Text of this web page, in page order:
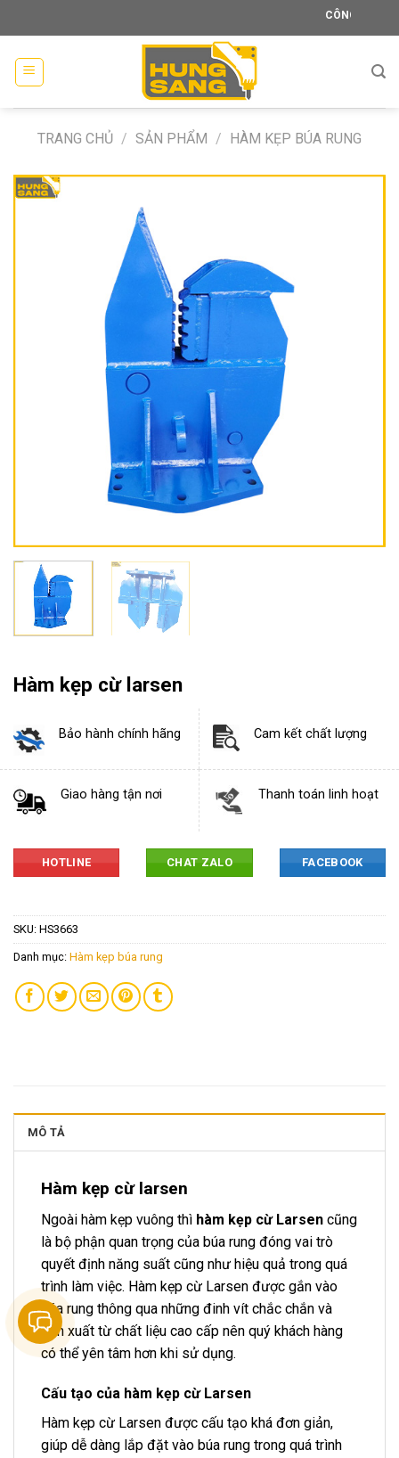
to
content
CÔNG TY TNHH XÂY
TRANG CHỦ / SẢN PHẨM / HÀM KẸP BÚA RUNG
Hàm kẹp cừ larsen
Bảo hành chính hãng Cam kết chất lượng
Giao hàng tận nơi Thanh toán linh hoạt
HOTLINE CHAT ZALO FACEBOOK
SKU: HS3663
Danh mục: Hàm kẹp búa rung
MÔ TẢ
Hàm kẹp cừ larsen
Ngoài hàm kẹp vuông thì hàm kẹp cừ Larsen cũng
là bộ phận quan trọng của búa rung đóng vai trò
quyết định năng suất cũng như hiệu quả trong quá
trình làm việc. Hàm kẹp cừ Larsen được gắn vào
búa rung thông qua những đinh vít chắc chắn và
sản xuất từ chất liệu cao cấp nên quý khách hàng
có thể yên tâm hơn khi sử dụng.
Cấu tạo của hàm kẹp cừ Larsen
Hàm kẹp cừ Larsen được cấu tạo khá đơn giản,
giúp dễ dàng lắp đặt vào búa rung trong quá trình